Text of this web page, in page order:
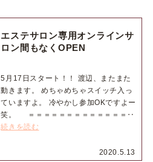
2020.5.13
エステサロン専用オンラインサ
ロン間もなくOPEN
5月17日スタート！！ 渡辺、またまた
動きます。 めちゃめちゃスイッチ入っ
ていますよ。 冷やかし参加OKですよー
笑。 ＝＝＝＝＝＝＝＝＝＝＝＝＝‥
続きを読む